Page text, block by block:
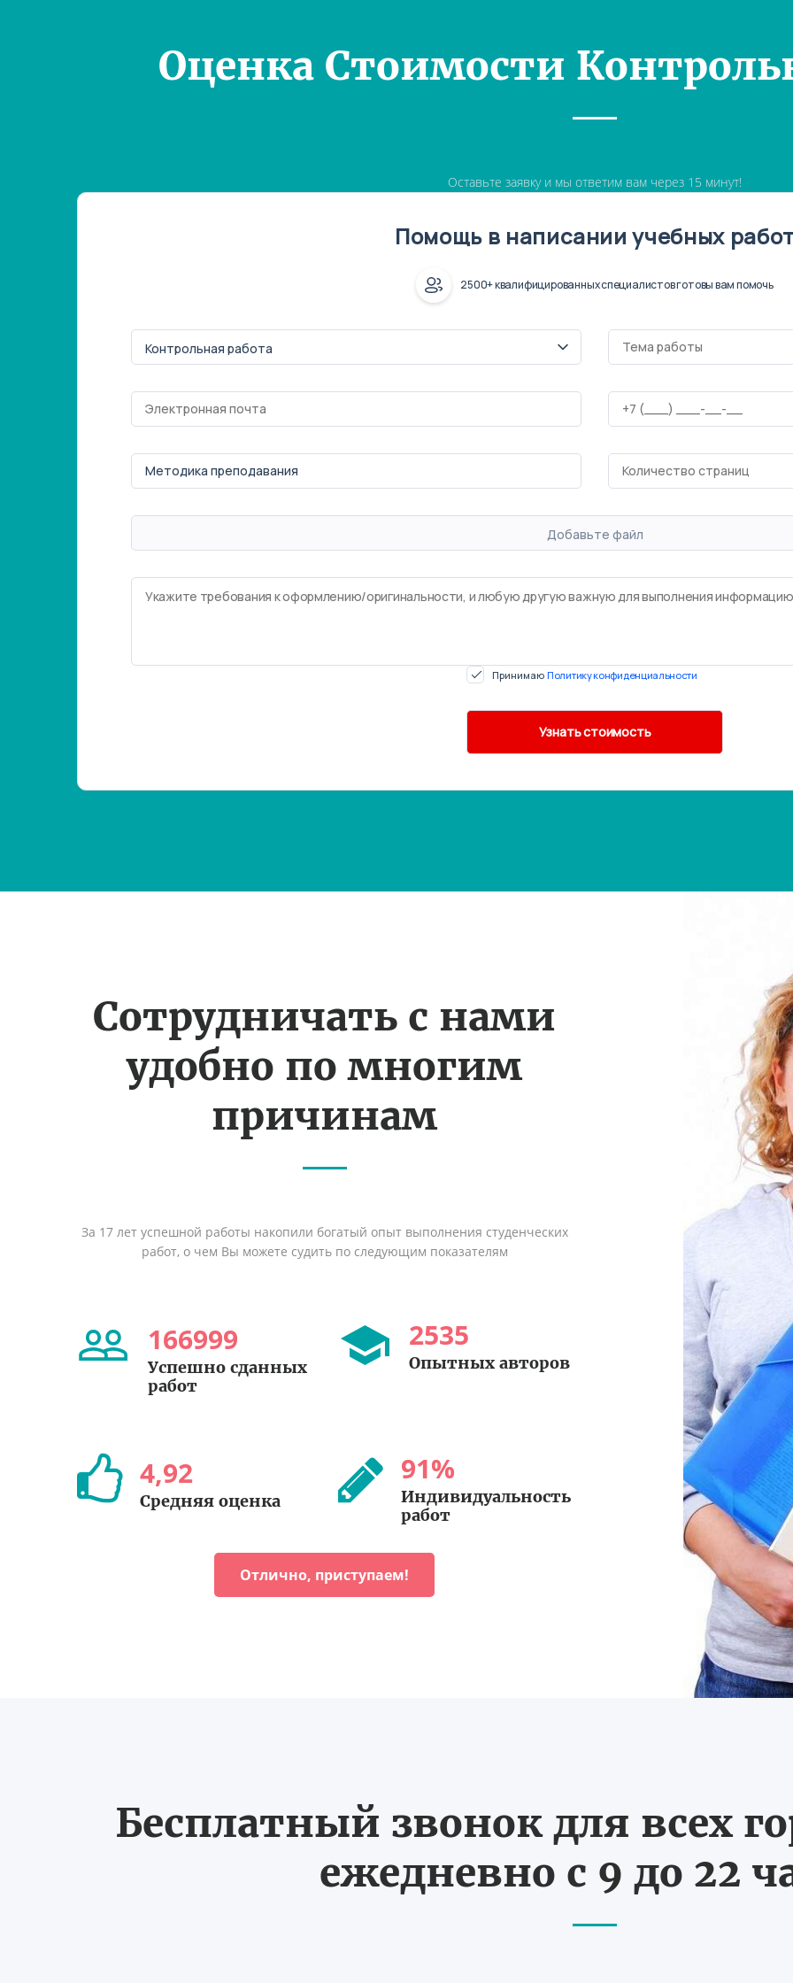
Оценка Стоимости
Оставьте заявку и мы ответим вам через 15 минут!
Помощь в написании учебных
2500+ квалифицированных специалистов готовы вам помочь
Добавьте файл
Принимаю Политику конфиденциальности
Сотрудничать с нами
удобно по многим
причинам
За 17 лет успешной работы накопили богатый опыт выполнения студенческих
работ, о чем Вы можете судить по следующим показателям
166999
Успешно сданных
работ
2535
Опытных авторов
4,92
Средняя оценка
91%
Индивидуальность
работ
Отлично, приступаем!
Бесплатный звонок для всех
ежедневно с 9 до 22